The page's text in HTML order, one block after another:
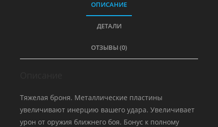
ОПИСАНИЕ
ДЕТАЛИ
ОТЗЫВЫ (0)
Тяжелая броня. Металлические пластины
увеличивают инерцию вашего удара. Увеличивает
урон от оружия ближнего боя. Бонус к полному